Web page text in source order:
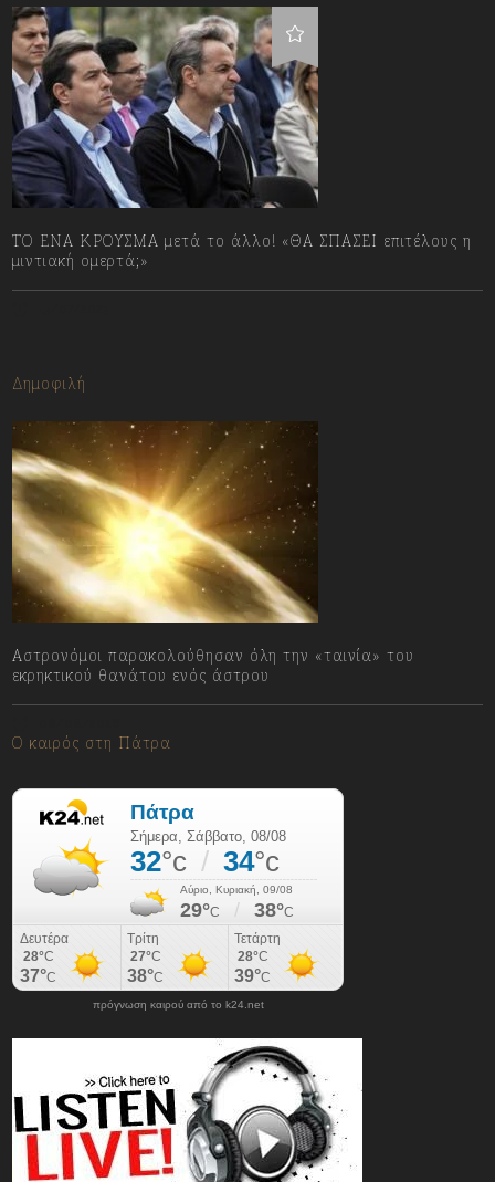
ΤΟ ΕΝΑ ΚΡΟΥΣΜΑ μετά το άλλο! «ΘΑ ΣΠΑΣΕΙ επιτέλους η
μιντιακή ομερτά;»
Δημοφιλή
Αστρονόμοι παρακολούθησαν όλη την «ταινία» του
εκρηκτικού θανάτου ενός άστρου
Ο καιρός στη Πάτρα
πρόγνωση καιρού από το k24.net